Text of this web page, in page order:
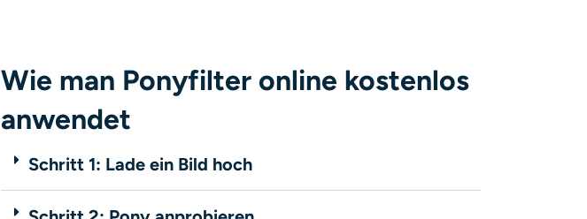
Wie man Ponyfilter online kostenlos
anwendet
Schritt 1: Lade ein Bild hoch